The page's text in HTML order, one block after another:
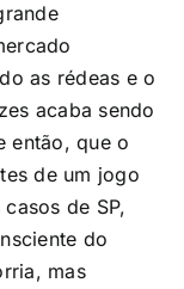
as rédeas e o
acaba sendo
então, que o
de um jogo
de SP,
do
mas